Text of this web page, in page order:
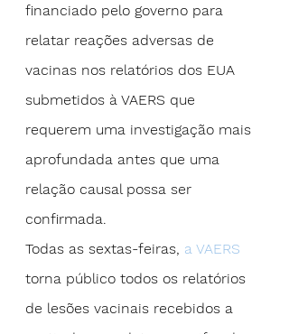
financiado pelo governo para
relatar reações adversas de
vacinas nos relatórios dos EUA
submetidos à VAERS que
requerem uma investigação mais
aprofundada antes que uma
relação causal possa ser
confirmada.
Todas as sextas-feiras, a VAERS
torna público todos os relatórios
de lesões vacinais recebidos a